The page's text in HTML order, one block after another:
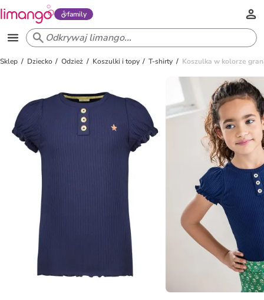
family
Sklep Dziecko Odzież Koszulki i topy T-shirty Koszulka w kolorze